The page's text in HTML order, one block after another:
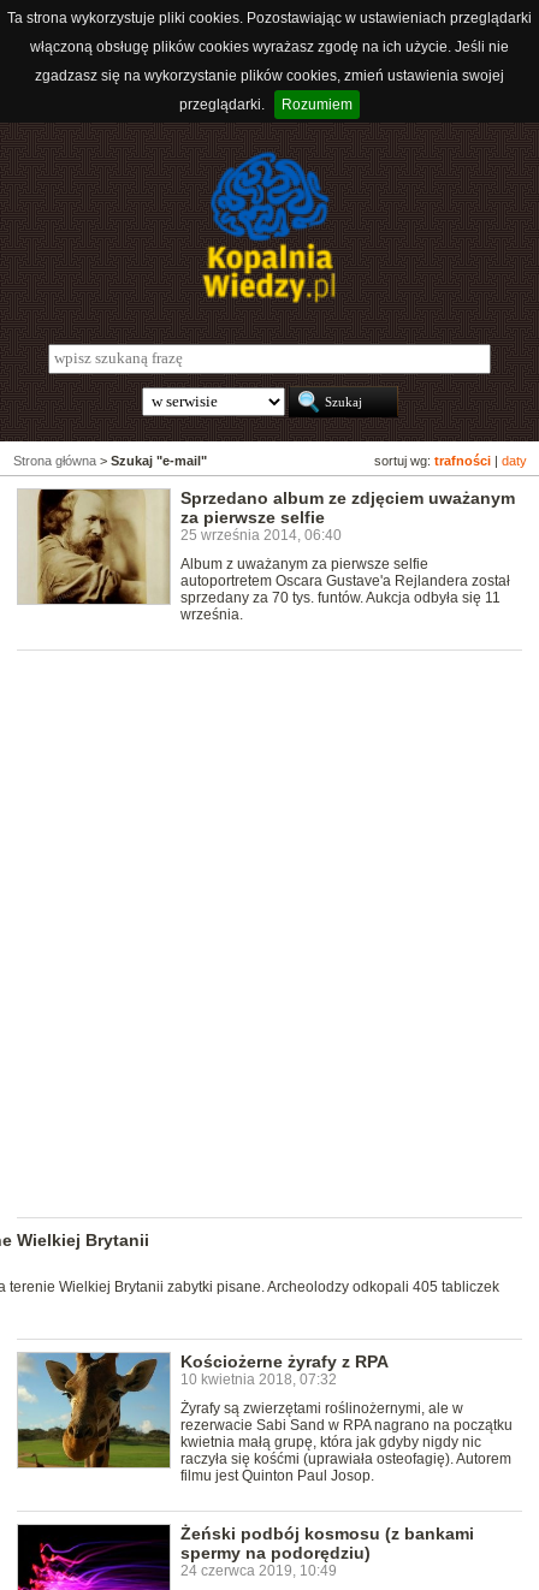
Ta strona wykorzystuje pliki cookies. Pozostawiając w ustawieniach przeglądarki
włączoną obsługę plików cookies wyrażasz zgodę na ich użycie. Jeśli nie
zgadzasz się na wykorzystanie plików cookies, zmień ustawienia swojej
przeglądarki.
Rozumiem
sortuj wg: trafności daty
Strona główna > Szukaj "e-mail"
Sprzedano album ze zdjęciem uważanym
za pierwsze selfie
25 września 2014, 06:40
Album z uważanym za pierwsze selfie
autoportretem Oscara Gustave'a Rejlandera został
sprzedany za 70 tys. funtów. Aukcja odbyła się 11
września.
Wielkiej Brytanii
terenie Wielkiej Brytanii zabytki pisane. Archeolodzy odkopali 405 tabliczek
Kościożerne żyrafy z RPA
10 kwietnia 2018, 07:32
Żyrafy są zwierzętami roślinożernymi, ale w
rezerwacie Sabi Sand w RPA nagrano na początku
kwietnia małą grupę, która jak gdyby nigdy nic
raczyła się kośćmi (uprawiała osteofagię). Autorem
filmu jest Quinton Paul Josop.
Żeński podbój kosmosu (z bankami
spermy na podorędziu)
24 czerwca 2019, 10:49